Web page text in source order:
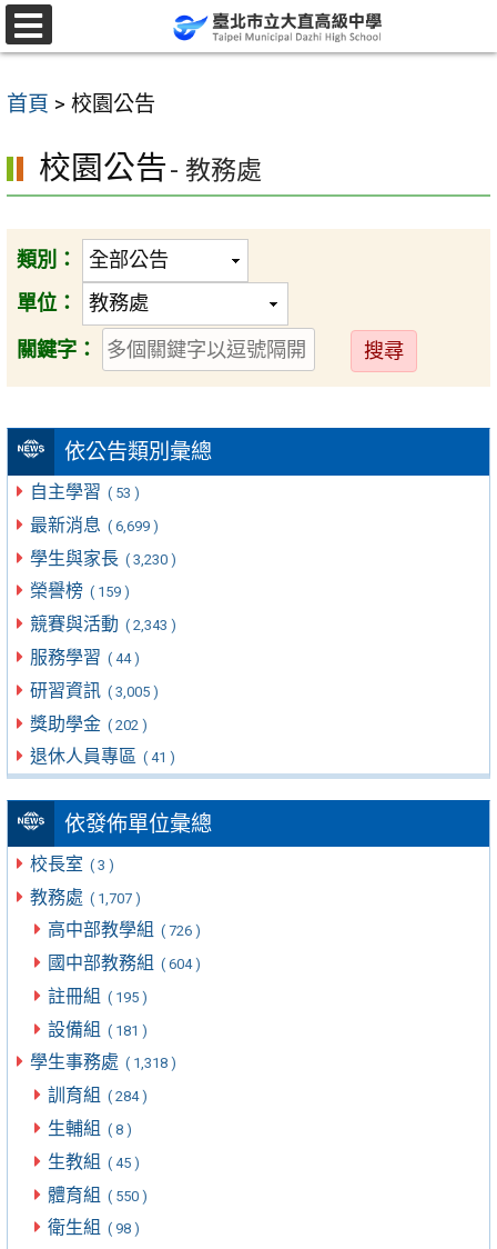
跳
至
要
容
首頁 > 校園公告
依公告類別彙總
自主學習 ( 53 )
最新消息 ( 6,699 )
學生與家長 ( 3,230 )
榮譽榜 ( 159 )
競賽與活動 ( 2,343 )
服務學習 ( 44 )
研習資訊 ( 3,005 )
獎助學金 ( 202 )
退休人員專區 ( 41 )
依發佈單位彙總
校長室 ( 3 )
教務處 ( 1,707 )
高中部教學組 ( 726 )
國中部教務組 ( 604 )
註冊組 ( 195 )
設備組 ( 181 )
學生事務處 ( 1,318 )
訓育組 ( 284 )
生輔組 ( 8 )
生教組 ( 45 )
體育組 ( 550 )
衛生組 ( 98 )
校園公告- 教務處
類別：
單位：
關鍵字：
送
出
選
單